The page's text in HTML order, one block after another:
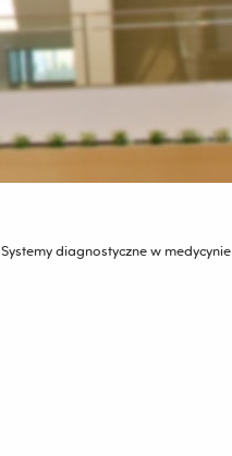
Systemy diagnostyczne w medycynie